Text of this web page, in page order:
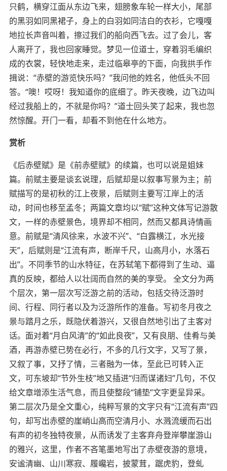
只鹤，横穿江面从东边飞来，翅膀象车轮一样大小，尾部
的黑羽如同黑裙子，身上的白羽如同洁白的衣衫，它嘎嘎
地拉长声音叫着，擦过我们的船向西飞去。过了会儿，客
人离开了，我也回家睡觉。梦见一位道士，穿着羽毛编织
成的衣裳，轻快地走来，走过临皋亭的下面，向我拱手作
揖说：“赤壁的游览快乐吗？”我问他的姓名，他低头不回
答。“噢！哎呀！我知道你的底细了。昨天夜晚，边飞边叫
经过我船上的，不就是你吗？”道士回头笑了起来，我也忽
然惊醒。开门一看，却看不到他在什么地方。
赏析
《后赤壁赋》是《前赤壁赋》的续篇，也可以说是姐妹
篇。前赋主要是谈玄说理，后赋却是以叙事写景为主；前
赋描写的是初秋的江上夜景，后赋则主要写江岸上的活
动，时间也移至孟冬；两篇文章均以“赋”这种文体写记游散
文，一样的赤壁景色，境界却不相同，然而又都具诗情画
意。前赋是“清风徐来，水波不兴”、“白露横江，水光接
天”，后赋则是“江流有声，断岸千尺，山高月小，水落石
出”。不同季节的山水特征，在苏轼笔下都得到了生动、逼
真的反映，都给人以壮阔而自然的美的享受。 全文分为两
个层次，第一层次写泛游之前的活动，包括交待泛游时
间、行程、同行者以及为泛游所作的准备。写初冬月夜之
景与踏月之乐，既隐伏着游兴，又很自然地引出了主客对
话。面对着“月白风清”的“如此良夜”，又有良朋、佳肴与美
酒，再游赤壁已势在必行，不多的几行文字，又写了景，
又叙了事，又抒了情，三者融为一体，至此已可转入正
文，可东坡却“节外生枝”地又插进“归而谋诸妇”几句，不仅
给文章增添生活气息，而且使整段“铺垫”文字更呈异采。
第二层次乃是全文重心，纯粹写景的文字只有“江流有声”四
句，却写出赤壁的崖峭山高而空清月小、水溅流缓而石出
有声的初冬独特夜景，从而诱发了主客弃舟登岸攀崖游山
的雅兴，这里，作者不吝笔墨地写出了赤壁夜游的意境，
安谧清幽、山川寒寂、履巉岩，披蒙茸，踞虎豹，登虬